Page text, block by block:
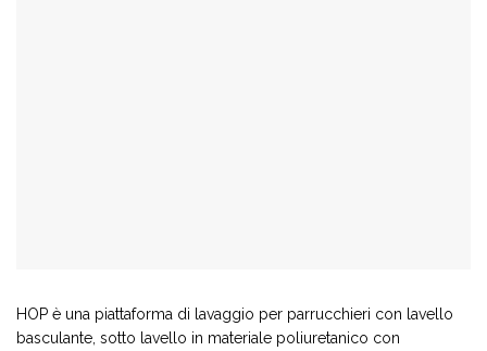
HOP è una piattaforma di lavaggio per parrucchieri con lavello
basculante, sotto lavello in materiale poliuretanico con